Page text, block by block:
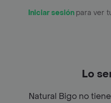
Iniciar sesión para ver
Lo
Natural Bigo no